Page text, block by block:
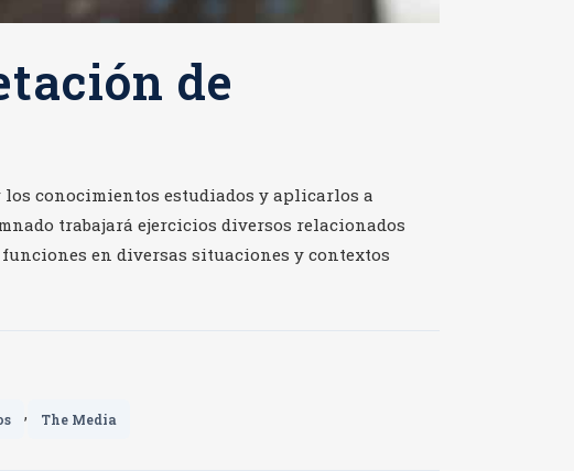
de
conocimientos estudiados y aplicarlos a
trabajará ejercicios diversos relacionados
en diversas situaciones y contextos
, The Media